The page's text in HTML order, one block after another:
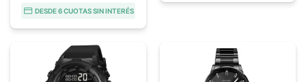
DESDE 6 CUOTAS SIN INTERÉS